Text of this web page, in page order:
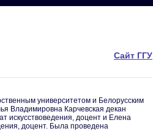
Сайт ГГУ
университетом и Белорусским
Владимировна Карчевская декан
искусствоведения, доцент и Елена
доцент. Была проведена